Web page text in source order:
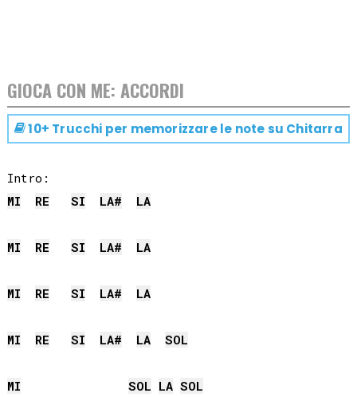
GIOCA CON ME: ACCORDI
10+ Trucchi per memorizzare le note su Chitarra
MI
RE SI LA# LA
MI RE SI LA# LA
MI RE SI LA# LA
MI RE SI LA# LA SOL
MI SOL LA SOL